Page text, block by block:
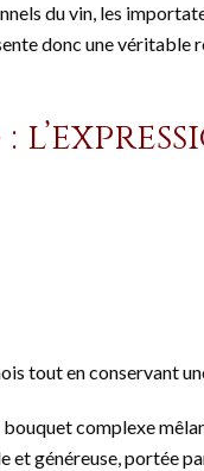
du vin, les
donc une véritable
:
tout en conservant
complexe
et généreuse, portée